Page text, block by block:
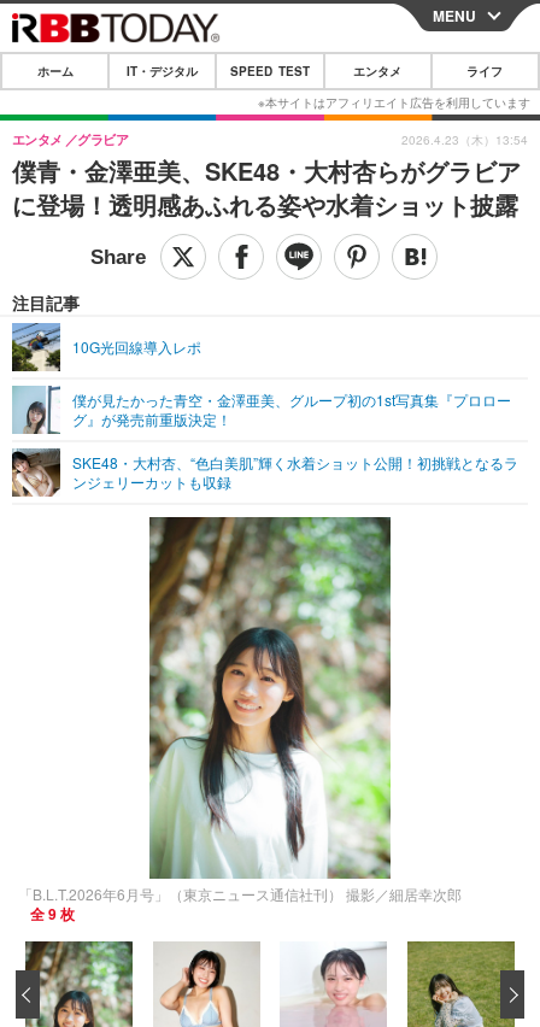
CLOSE
ホーム
IT・デジタル
IT・デジタルTOP スマートフォン
ショッピング その他
SPEED TEST
エンタメTOP 映画・ドラマ
グラビア
ショッピング その他
ライフTOP
その他
リリース一覧
プッシュ通知の停止方法
MENU
ホーム IT・デジタル SPEED TEST エンタメ ライフ
僕青・金澤亜美、SKE48・大村杏らがグラビア
に登場！透明感あふれる姿や水着ショット披露
エンタメ グラビア
注目記事
10G光回線導入レポ
僕が見たかった青空・金澤亜美、グループ初の1st写真集『プロロー
グ』が発売前重版決定！
SKE48・大村杏、“色白美肌”輝く水着ショット公開！初挑戦となるラ
ンジェリーカットも収録
2026.4.23（木）13:54
「B.L.T.2026年6月号」（東京ニュース通信社刊） 撮影／細居幸次郎
全 9 枚
‹